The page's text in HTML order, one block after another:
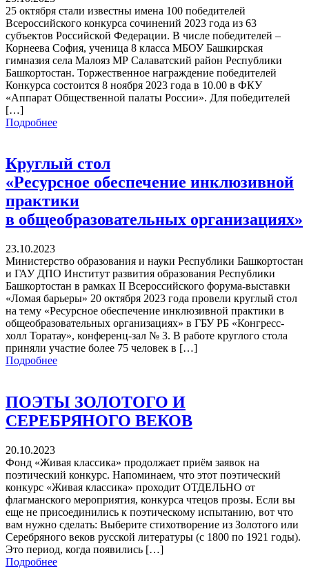
25 октября стали известны имена 100 победителей
Всероссийского конкурса сочинений 2023 года из 63
субъектов Российской Федерации. В числе победителей –
Корнеева София, ученица 8 класса МБОУ Башкирская
гимназия села Малояз МР Салаватский район Республики
Башкортостан. Торжественное награждение победителей
Конкурса состоится 8 ноября 2023 года в 10.00 в ФКУ
«Аппарат Общественной палаты России». Для победителей
[…]
Подробнее
Круглый стол
«Ресурсное обеспечение инклюзивной
практики
в общеобразовательных организациях»
23.10.2023
Министерство образования и науки Республики Башкортостан
и ГАУ ДПО Институт развития образования Республики
Башкортостан в рамках II Всероссийского форума-выставки
«Ломая барьеры» 20 октября 2023 года провели круглый стол
на тему «Ресурсное обеспечение инклюзивной практики в
общеобразовательных организациях» в ГБУ РБ «Конгресс-
холл Торатау», конференц-зал № 3. В работе круглого стола
приняли участие более 75 человек в […]
Подробнее
ПОЭТЫ ЗОЛОТОГО И
СЕРЕБРЯНОГО ВЕКОВ
20.10.2023
Фонд «Живая классика» продолжает приём заявок на
поэтический конкурс. Напоминаем, что этот поэтический
конкурс «Живая классика» проходит ОТДЕЛЬНО от
флагманского мероприятия, конкурса чтецов прозы. Если вы
еще не присоединились к поэтическому испытанию, вот что
вам нужно сделать: Выберите стихотворение из Золотого или
Серебряного веков русской литературы (с 1800 по 1921 годы).
Это период, когда появились […]
Подробнее